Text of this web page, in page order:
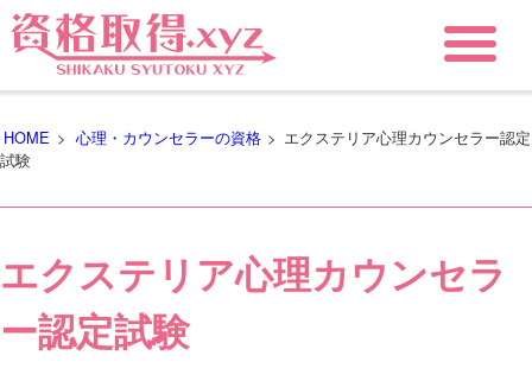
HOME > 心理・カウンセラーの資格 > エクステリア心理カウンセラー認定
試験
エクステリア心理カウンセラ
ー認定試験